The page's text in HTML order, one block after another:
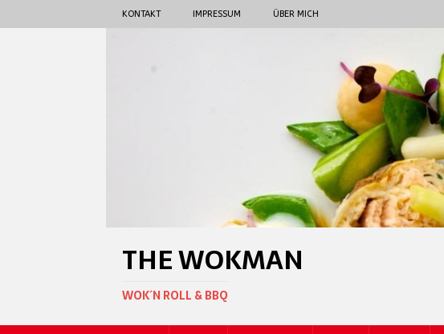
KONTAKT IMPRESSUM ÜBER MICH
THE WOKMAN
WOK´N ROLL & BBQ